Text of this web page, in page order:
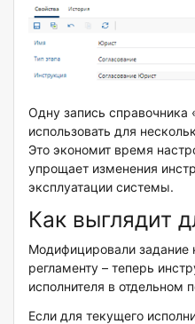
Одну запись
использовать для
Это экономит время
упрощает изменения
эксплуатации системы.
Как выглядит
Модифицировали задание
регламенту – теперь
исполнителя в отдельном
Если для текущего